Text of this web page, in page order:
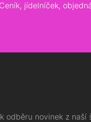
Ceník, jídelníček,
odběru novinek z naší